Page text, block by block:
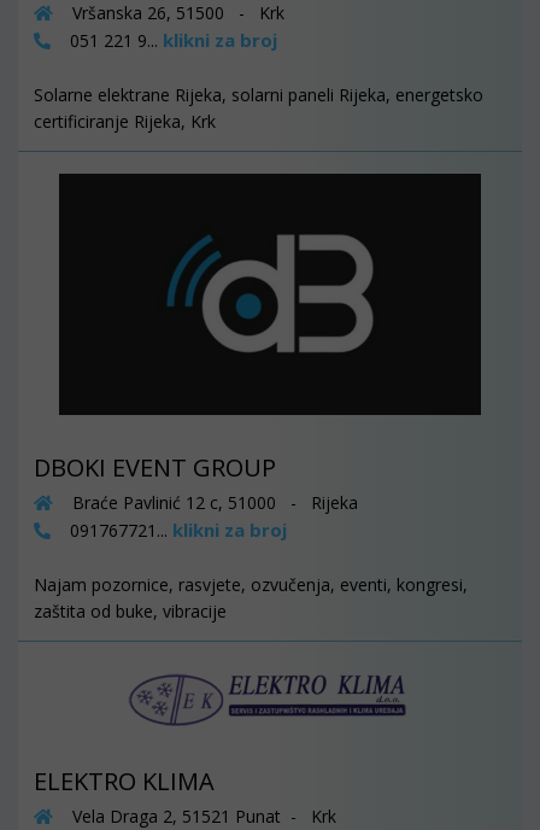
Vršanska 26, 51500 - Krk
051 221 9... klikni za broj
Solarne elektrane Rijeka, solarni paneli Rijeka, energetsko
certificiranje Rijeka, Krk
DBOKI EVENT GROUP
Braće Pavlinić 12 c, 51000 - Rijeka
091767721... klikni za broj
Najam pozornice, rasvjete, ozvučenja, eventi, kongresi,
zaštita od buke, vibracije
ELEKTRO KLIMA
Vela Draga 2, 51521 Punat - Krk